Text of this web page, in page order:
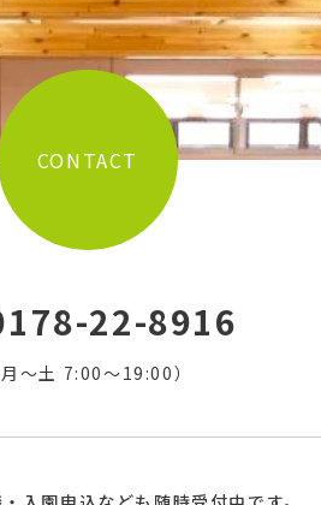
CONTACT
22-8916
月〜土 7:00〜19:00）